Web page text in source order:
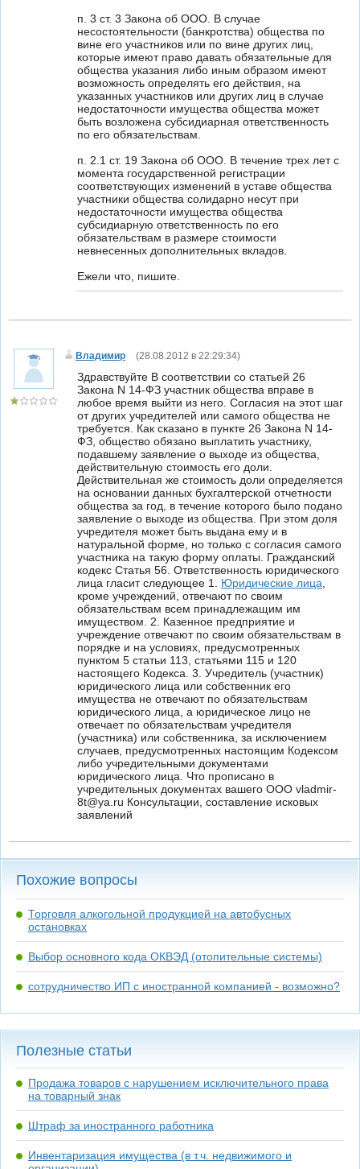
п. 3 ст. 3 Закона об ООО. В случае
несостоятельности (банкротства) общества по
вине его участников или по вине других лиц,
которые имеют право давать обязательные для
общества указания либо иным образом имеют
возможность определять его действия, на
указанных участников или других лиц в случае
недостаточности имущества общества может
быть возложена субсидиарная ответственность
по его обязательствам.
п. 2.1 ст. 19 Закона об ООО. В течение трех лет с
момента государственной регистрации
соответствующих изменений в уставе общества
участники общества солидарно несут при
недостаточности имущества общества
субсидиарную ответственность по его
обязательствам в размере стоимости
невнесенных дополнительных вкладов.
Ежели что, пишите.
Владимир (28.08.2012 в 22:29:34)
Здравствуйте В соответствии со статьей 26
Закона N 14-ФЗ участник общества вправе в
любое время выйти из него. Согласия на этот шаг
от других учредителей или самого общества не
требуется. Как сказано в пункте 26 Закона N 14-
ФЗ, общество обязано выплатить участнику,
подавшему заявление о выходе из общества,
действительную стоимость его доли.
Действительная же стоимость доли определяется
на основании данных бухгалтерской отчетности
общества за год, в течение которого было подано
заявление о выходе из общества. При этом доля
учредителя может быть выдана ему и в
натуральной форме, но только с согласия самого
участника на такую форму оплаты. Гражданский
кодекс Статья 56. Ответственность юридического
лица гласит следующее 1. Юридические лица
кроме учреждений, отвечают по своим
обязательствам всем принадлежащим им
имуществом. 2. Казенное предприятие и
учреждение отвечают по своим обязательствам в
порядке и на условиях, предусмотренных
пунктом 5 статьи 113, статьями 115 и 120
настоящего Кодекса. 3. Учредитель (участник)
юридического лица или собственник его
имущества не отвечают по обязательствам
юридического лица, а юридическое лицо не
отвечает по обязательствам учредителя
(участника) или собственника, за исключением
случаев, предусмотренных настоящим Кодексом
либо учредительными документами
юридического лица. Что прописано в
учредительных документах вашего ООО vladmir-
8t@ya.ru Консультации, составление исковых
заявлений
Похожие вопросы
Торговля алкогольной продукцией на автобусных
остановках
Выбор основного кода ОКВЭД (отопительные системы)
сотрудничество ИП с иностранной компанией - возможно?
Полезные статьи
Продажа товаров с нарушением исключительного права
на товарный знак
Штраф за иностранного работника
Инвентаризация имущества (в т.ч. недвижимого и